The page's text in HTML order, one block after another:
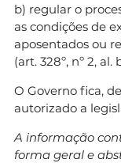
b) regular o
as condições de
aposentados ou
(art. 328º, nº 2, al.
O Governo fica,
autorizado a
A informação
forma geral e